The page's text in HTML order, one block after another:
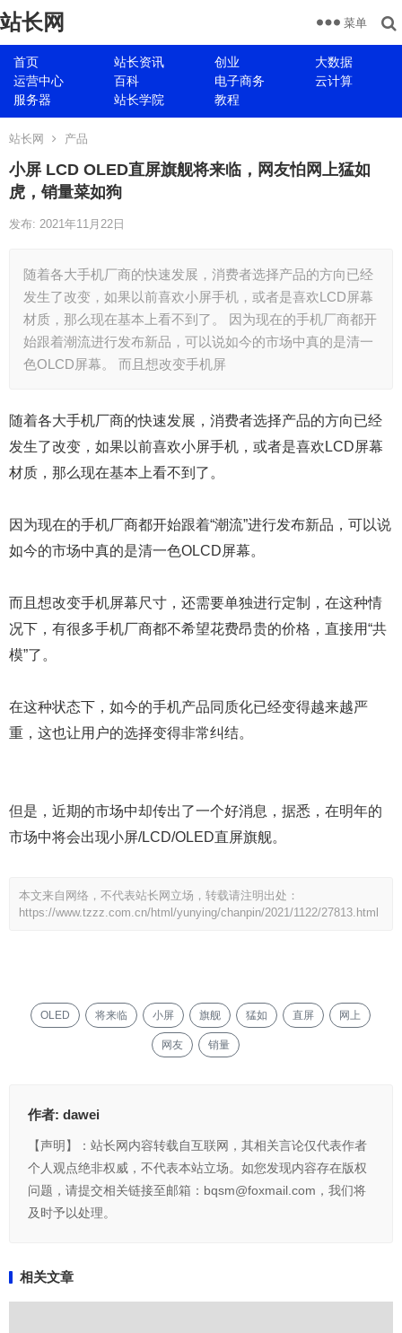
站长网
首页 站长资讯 创业
大数据
运营中心
百科 电子商务
云计算
服务器
站长学院 教程
菜单
站长网 产品
小屏 LCD OLED直屏旗舰将来临，网友怕网上猛如
虎，销量菜如狗
发布: 2021年11月22日
随着各大手机厂商的快速发展，消费者选择产品的方向已经
发生了改变，如果以前喜欢小屏手机，或者是喜欢LCD屏幕
材质，那么现在基本上看不到了。 因为现在的手机厂商都开
始跟着潮流进行发布新品，可以说如今的市场中真的是清一
色OLCD屏幕。 而且想改变手机屏
随着各大手机厂商的快速发展，消费者选择产品的方向已经
发生了改变，如果以前喜欢小屏手机，或者是喜欢LCD屏幕
材质，那么现在基本上看不到了。
因为现在的手机厂商都开始跟着“潮流”进行发布新品，可以说
如今的市场中真的是清一色OLCD屏幕。
而且想改变手机屏幕尺寸，还需要单独进行定制，在这种情
况下，有很多手机厂商都不希望花费昂贵的价格，直接用“共
模”了。
在这种状态下，如今的手机产品同质化已经变得越来越严
重，这也让用户的选择变得非常纠结。
但是，近期的市场中却传出了一个好消息，据悉，在明年的
市场中将会出现小屏/LCD/OLED直屏旗舰。
本文来自网络，不代表站长网立场，转载请注明出处：
https://www.tzzz.com.cn/html/yunying/chanpin/2021/1122/27813.html
OLED 将来临 小屏 旗舰 猛如 直屏 网上
网友 销量
作者: dawei
【声明】：站长网内容转载自互联网，其相关言论仅代表作者
个人观点绝非权威，不代表本站立场。如您发现内容存在版权
问题，请提交相关链接至邮箱：bqsm@foxmail.com，我们将
及时予以处理。
相关文章